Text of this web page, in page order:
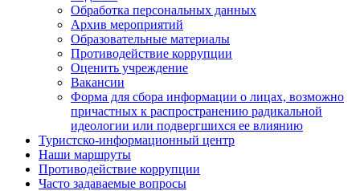
Обработка персональных данных
Архив мероприятий
Образовательные материалы
Противодействие коррупции
Оценить учреждение
Вакансии
Форма для сбора информации о лицах, возможно
причастных к распространению радикальной
идеологии или подвергшихся ее влиянию
Туристско-информационный центр
Наши маршруты
Противодействие коррупции
Часто задаваемые вопросы